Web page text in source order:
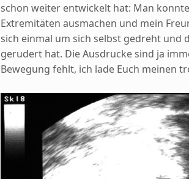
schon weiter entwickelt hat: Man
Extremitäten ausmachen und mein
sich einmal um sich selbst gedreht und
gerudert hat. Die Ausdrucke sind ja
Bewegung fehlt, ich lade Euch meinen